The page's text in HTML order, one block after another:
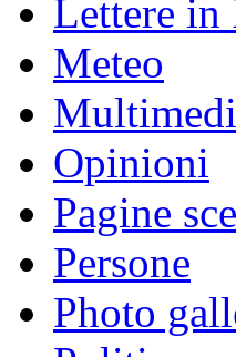
Lettere in
Meteo
Opinioni
Pagine
Persone
Photo